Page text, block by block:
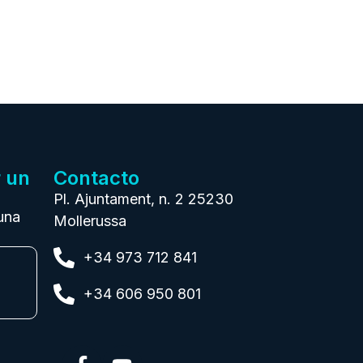
un
Contacto
Pl. Ajuntament, n. 2 25230
Mollerussa
+34 973 712 841
+34 606 950 801